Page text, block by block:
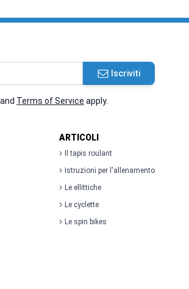
Iscriviti
and Terms of Service apply.
ARTICOLI
Il tapis roulant
Istruzioni per l'allenamento
Le ellittiche
Le cyclette
Le spin bikes